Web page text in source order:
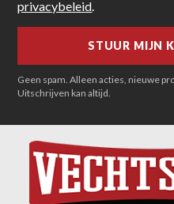
privacybeleid
Geen spam. Alleen acties, nieuwe
Uitschrijven kan altijd.